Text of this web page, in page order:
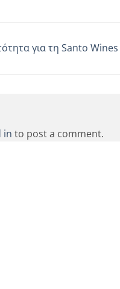
για τη Santo Wines
in to post a comment.